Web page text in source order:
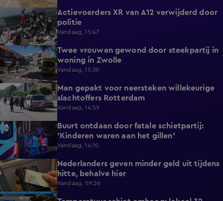
0:39
Actievoerders XR van A12 verwijderd door
politie
Vandaag, 15:47
0:45
Twee vrouwen gewond door steekpartij in
woning in Zwolle
Vandaag, 15:30
0:27
Man gepakt voor neersteken willekeurige
slachtoffers Rotterdam
Vandaag, 14:59
0:59
Buurt ontdaan door fatale schietpartij:
'Kinderen waren aan het gillen'
Vandaag, 14:10
0:58
Nederlanders geven minder geld uit tijdens
hitte, behalve hier
Vandaag, 09:26